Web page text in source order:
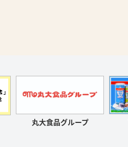
丸大食品グループ